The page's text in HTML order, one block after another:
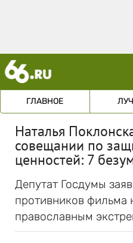
ГЛАВНОЕ
Наталья
совещании по
ценностей: 7
Депутат Госдумы
противников фильма
православным